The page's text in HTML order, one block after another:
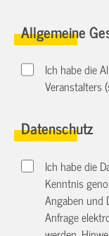
Allgemeine
Ich habe die
Veranstalters
Datenschutz
Ich habe die
Kenntnis
Angaben und
Anfrage